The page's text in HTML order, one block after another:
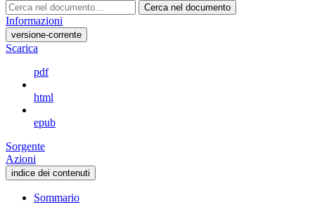
Cerca nel documento
Informazioni
versione-corrente
Scarica
pdf
html
epub
Sorgente
Azioni
indice dei contenuti
Sommario